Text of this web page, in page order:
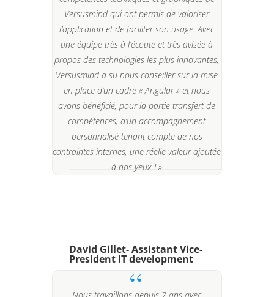
Versusmind qui ont permis de valoriser
l’application et de faciliter son usage. Avec
une équipe très à l’écoute et très avisée à
propos des technologies les plus innovantes,
Versusmind a su nous conseiller sur la mise
en place d’un cadre « Angular » et nous
avons bénéficié, pour la partie transfert de
compétences, d’un accompagnement
personnalisé tenant compte de nos
contraintes internes, une réelle valeur ajoutée
à nos yeux ! »
David Gillet- Assistant Vice-
President IT development